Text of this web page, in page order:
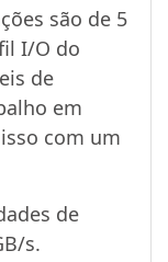
são de 5
I/O do
de
em
com um
de
s.